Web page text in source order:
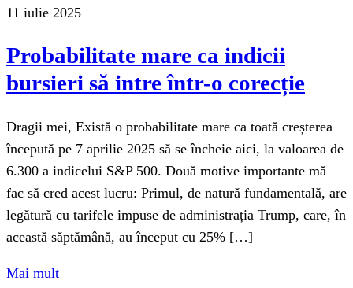
11 iulie 2025
Probabilitate mare ca indicii
bursieri să intre într-o corecție
Dragii mei, Există o probabilitate mare ca toată creșterea
începută pe 7 aprilie 2025 să se încheie aici, la valoarea de
6.300 a indicelui S&P 500. Două motive importante mă
fac să cred acest lucru: Primul, de natură fundamentală, are
legătură cu tarifele impuse de administrația Trump, care, în
această săptămână, au început cu 25% […]
Mai mult